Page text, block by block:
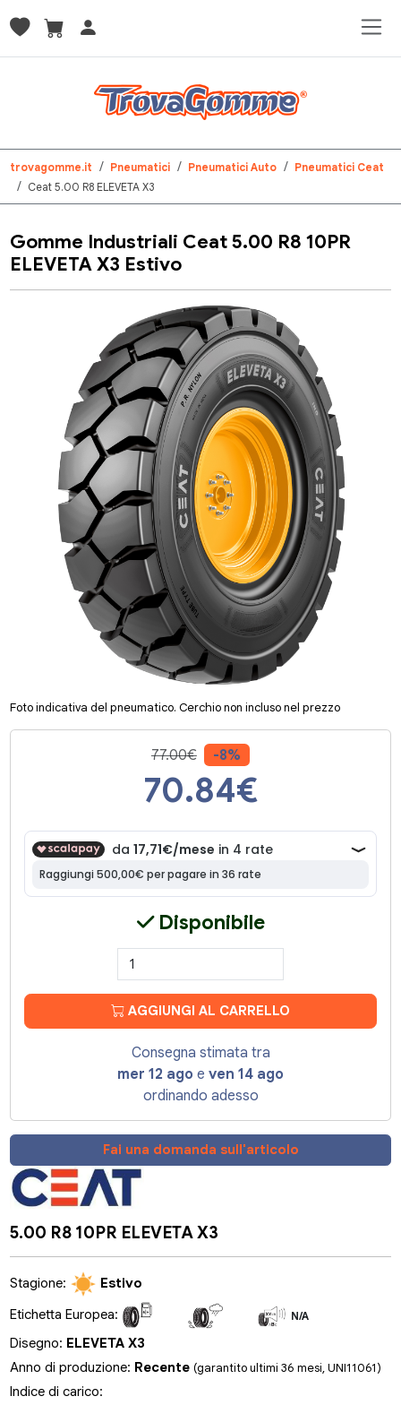
trovagomme.it Pneumatici Pneumatici Auto
Pneumatici Ceat
Ceat 5.00 R8 ELEVETA X3
Gomme Industriali Ceat 5.00 R8 10PR
ELEVETA X3 Estivo
Foto indicativa del pneumatico. Cerchio non incluso nel prezzo
77.00€ -8%
70.84€
Disponibile
AGGIUNGI AL CARRELLO
Consegna stimata tra
mer 12 ago e ven 14 ago
ordinando adesso
Fai una domanda sull'articolo
5.00 R8 10PR ELEVETA X3
Stagione:
Estivo
Etichetta Europea:
N/A
Disegno: ELEVETA X3
Anno di produzione: Recente(garantito ultimi 36 mesi, UNI11061)
Indice di carico: